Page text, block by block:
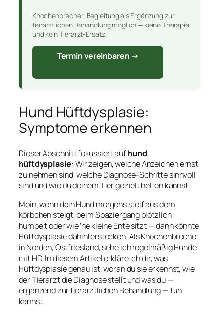
Knochenbrecher-Begleitung als Ergänzung zur
tierärztlichen Behandlung möglich — keine Therapie
und kein Tierarzt-Ersatz.
Termin vereinbaren →
Hund Hüftdysplasie:
Symptome erkennen
Dieser Abschnitt fokussiert aufhund
hüftdysplasie: Wir zeigen, welche Anzeichen ernst
zu nehmen sind, welche Diagnose-Schritte sinnvoll
sind und wie du deinem Tier gezielt helfen kannst.
Moin, wenn dein Hund morgens steif aus dem
Körbchen steigt, beim Spaziergang plötzlich
humpelt oder wie ’ne kleine Ente sitzt — dann könnte
Hüftdysplasie dahinterstecken. Als Knochenbrecher
in Norden, Ostfriesland, sehe ich regelmäßig Hunde
mit HD. In diesem Artikel erkläre ich dir, was
Hüftdysplasie genau ist, woran du sie erkennst, wie
der Tierarzt die Diagnose stellt und was du —
ergänzend zur tierärztlichen Behandlung — tun
kannst.